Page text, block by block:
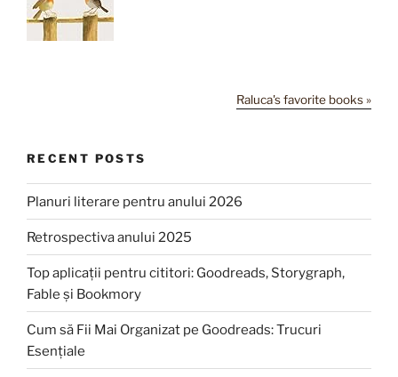
Raluca's favorite books »
RECENT POSTS
Planuri literare pentru anului 2026
Retrospectiva anului 2025
Top aplicații pentru cititori: Goodreads, Storygraph,
Fable și Bookmory
Cum să Fii Mai Organizat pe Goodreads: Trucuri
Esențiale